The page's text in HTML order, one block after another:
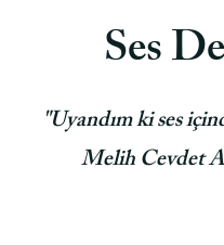
Ses
"Uyandım ki ses
Melih Cevdet